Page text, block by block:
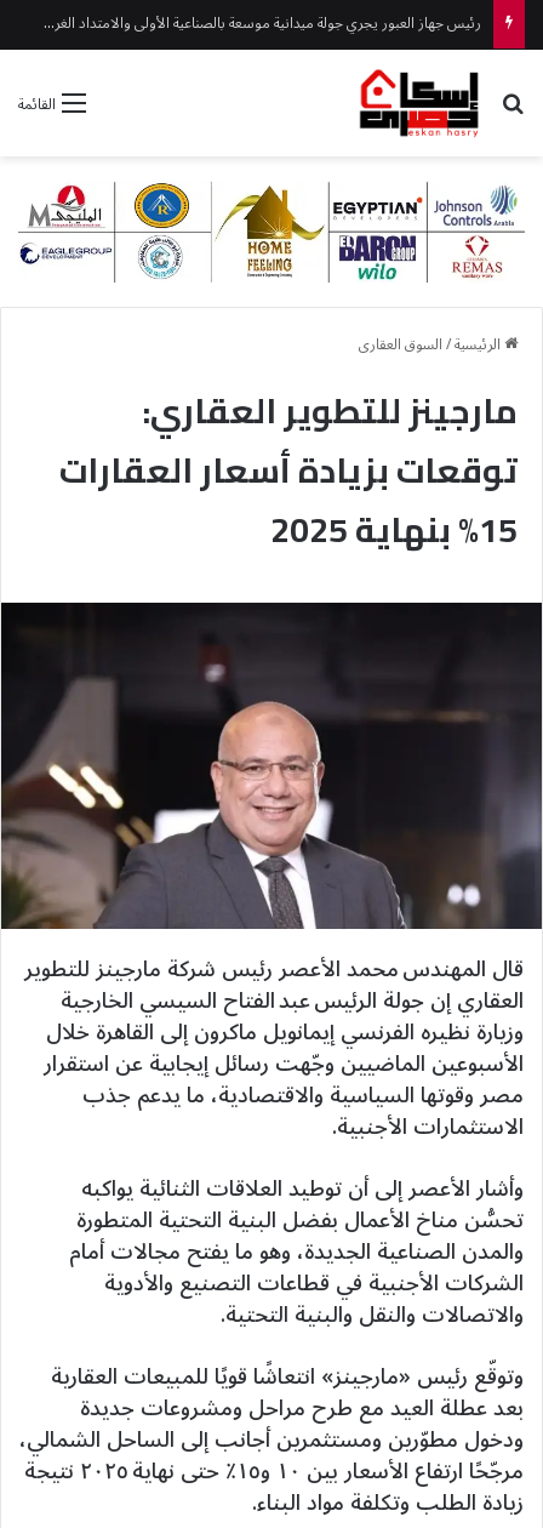
القائمة بحث عن
الرئيسية/السوق العقارى
مارجينز للتطوير العقاري:
توقعات بزيادة أسعار العقارات
15% بنهاية 2025
قال المهندس محمد الأعصر رئيس شركة مارجينز للتطوير
العقاري إن جولة الرئيس عبد الفتاح السيسي الخارجية
وزيارة نظيره الفرنسي إيمانويل ماكرون إلى القاهرة خلال
الأسبوعين الماضيين وجّهت رسائل إيجابية عن استقرار
مصر وقوتها السياسية والاقتصادية، ما يدعم جذب
الاستثمارات الأجنبية.
وأشار الأعصر إلى أن توطيد العلاقات الثنائية يواكبه
تحسُّن مناخ الأعمال بفضل البنية التحتية المتطورة
والمدن الصناعية الجديدة، وهو ما يفتح مجالات أمام
الشركات الأجنبية في قطاعات التصنيع والأدوية
والاتصالات والنقل والبنية التحتية.
وتوقّع رئيس «مارجينز» انتعاشًا قويًا للمبيعات العقارية
بعد عطلة العيد مع طرح مراحل ومشروعات جديدة
ودخول مطوّرين ومستثمرين أجانب إلى الساحل الشمالي،
مرجّحًا ارتفاع الأسعار بين ١٠ و١٥٪ حتى نهاية ٢٠٢٥ نتيجة
زيادة الطلب وتكلفة مواد البناء.